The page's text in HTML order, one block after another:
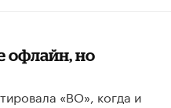
офлайн, но
«ВО», когда и